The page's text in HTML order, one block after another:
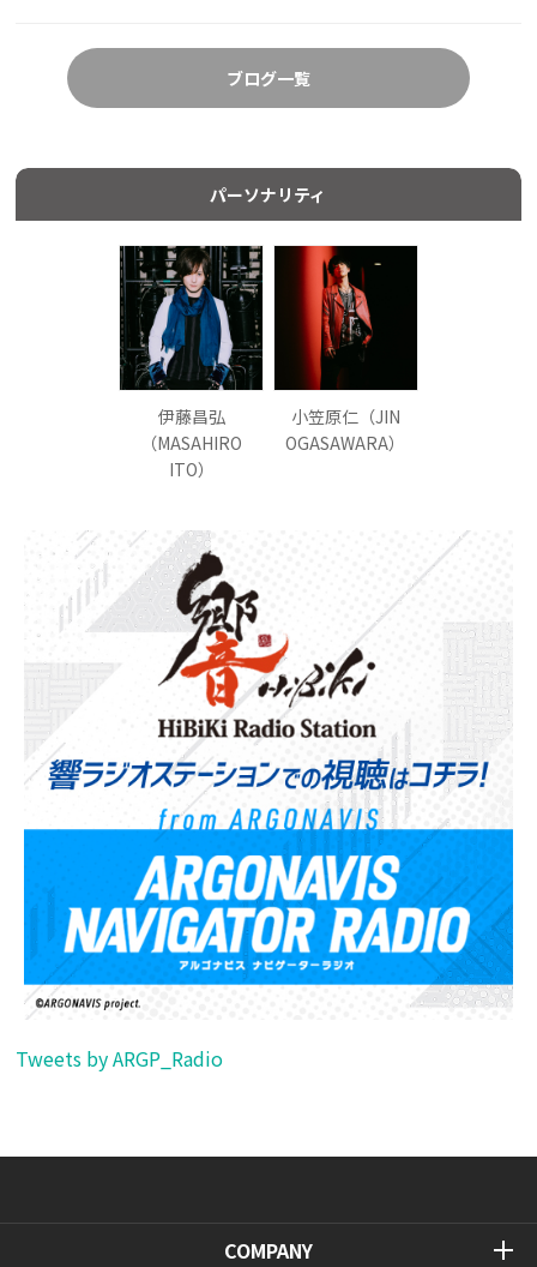
ブログ一覧
パーソナリティ
伊藤昌弘
（MASAHIRO
ITO）
小笠原仁（JIN
OGASAWARA）
Tweets by ARGP_Radio
COMPANY